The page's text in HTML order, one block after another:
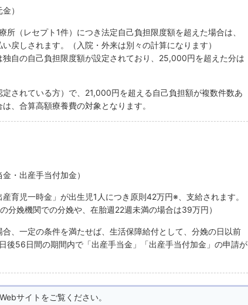
）
所（レセプト1件）につき法定自己負担限度額を超えた場合は、
戻しされます。（入院・外来は別々の計算になります）
自の自己負担限度額が設定されており、25,000円を超えた分は
されている方）で、21,000円を超える自己負担額が複数件数あ
、合算高額療養費の対象となります。
・出産手当付加金）
育児一時金」が出生児1人につき原則42万円※、支給されます。
分娩機関での分娩や、在胎週22週未満の場合は39万円）
、一定の条件を満たせば、生活保障給付として、分娩の日以前
後56日間の期間内で「出産手当金」「出産手当付加金」の申請が
サイトをご覧ください。